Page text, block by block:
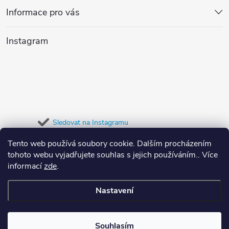
Tento web používá soubory cookie. Dalším procházením
tohoto webu vyjadřujete souhlas s jejich používáním.. Více
informacízde.
Nastavení
Souhlasím
v
k
p
i
s
u
p
a
Informace pro vás
Instagram
Sledovat na Instagramu
Přijímáme online platby
Copyright 2026Dypree. Všechna práva vyhrazena.